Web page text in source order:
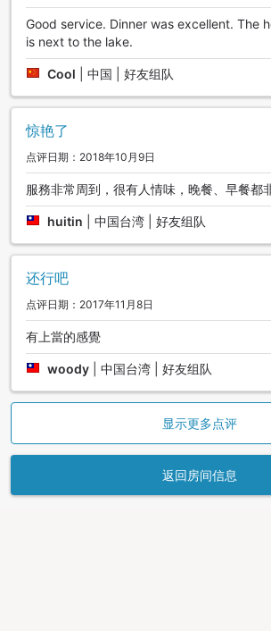
Good service. Dinner was excellent. The
is next to the lake.
Cool 中国 | 好友组队
惊艳了
点评日期：2018年10月9日
服務非常周到，很有人情味，晚餐、早餐都
huitin 中国台湾 | 好友组队
还行吧
点评日期：2017年11月8日
有上當的感覺
woody 中国台湾 | 好友组队
显示更多点评
返回房间信息